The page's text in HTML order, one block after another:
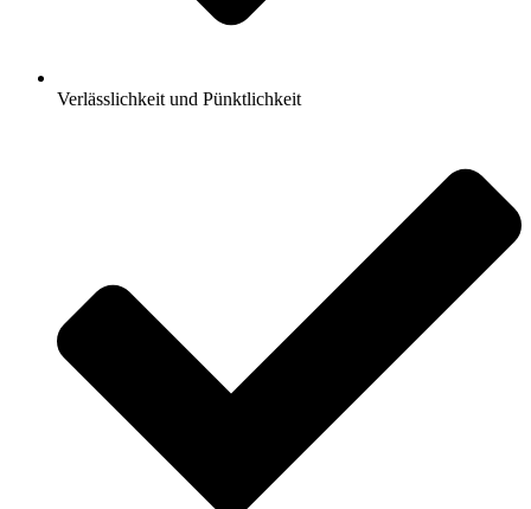
Verlässlichkeit und Pünktlichkeit